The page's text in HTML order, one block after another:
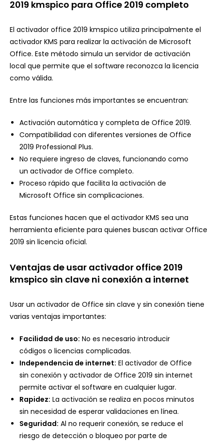
2019 kmspico para Office 2019 completo
El activador office 2019 kmspico utiliza principalmente el
activador KMS para realizar la activación de Microsoft
Office. Este método simula un servidor de activación
local que permite que el software reconozca la licencia
como válida.
Entre las funciones más importantes se encuentran:
Activación automática y completa de Office 2019.
Compatibilidad con diferentes versiones de Office
2019 Professional Plus.
No requiere ingreso de claves, funcionando como
un activador de Office completo.
Proceso rápido que facilita la activación de
Microsoft Office sin complicaciones.
Estas funciones hacen que el activador KMS sea una
herramienta eficiente para quienes buscan activar Office
2019 sin licencia oficial.
Ventajas de usar activador office 2019
kmspico sin clave ni conexión a internet
Usar un activador de Office sin clave y sin conexión tiene
varias ventajas importantes:
Facilidad de uso: No es necesario introducir
códigos o licencias complicadas.
Independencia de internet: El activador de Office
sin conexión y activador de Office 2019 sin internet
permite activar el software en cualquier lugar.
Rapidez: La activación se realiza en pocos minutos
sin necesidad de esperar validaciones en línea.
Seguridad: Al no requerir conexión, se reduce el
riesgo de detección o bloqueo por parte de